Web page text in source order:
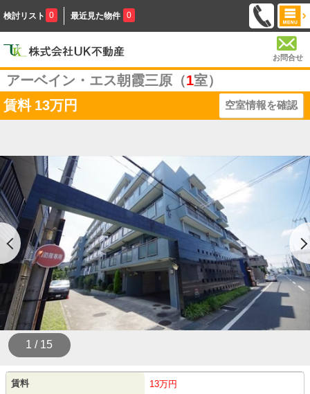
検討リスト 0 最近見た物件 0
お問合せ
アーベイン・エス朝霞三原（1室）
賃料 13万円 空室情報を確認
1 / 15
賃料 13万円